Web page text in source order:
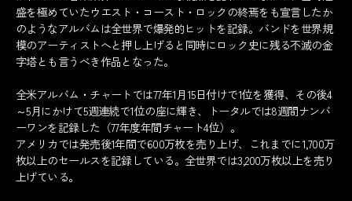
盛を極めていたウエスト・コースト・ロックの終焉をも宣言したか
のようなアルバムは全世界で爆発的ヒットを記録。バンドを世界規
模のアーティストへと押し上げると同時にロック史に残る不滅の金
字塔とも言うべき作品となった。
全米アルバム・チャートでは77年1月15日付けで1位を獲得、その後4
～5月にかけて5週連続で1位の座に輝き、トータルでは8週間ナンバ
ーワンを記録した（77年度年間チャート4位）。
アメリカでは発売後1年間で600万枚を売り上げ、これまでに1,700万
枚以上のセールスを記録している。全世界では3,200万枚以上を売り
上げている。